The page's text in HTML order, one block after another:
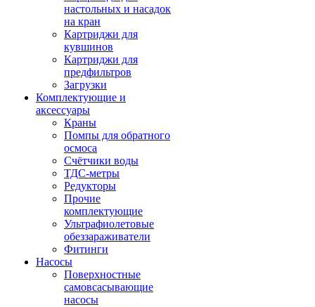
настольных и насадок
на кран
Картриджи для
кувшинов
Картриджи для
предфильтров
Загрузки
Комплектующие и
аксессуары
Краны
Помпы для обратного
осмоса
Счётчики воды
ТДС-метры
Редукторы
Прочие
комплектующие
Ультрафиолетовые
обеззараживатели
Фитинги
Насосы
Поверхностные
самовсасывающие
насосы